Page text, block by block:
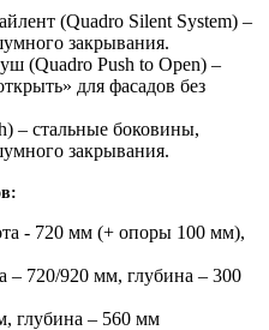
(Quadro Silent System) –
закрывания.
(Quadro Push to Open) –
для фасадов без
– стальные боковины,
закрывания.
- 720 мм (+ опоры 100 мм),
– 720/920 мм, глубина – 300
глубина – 560 мм